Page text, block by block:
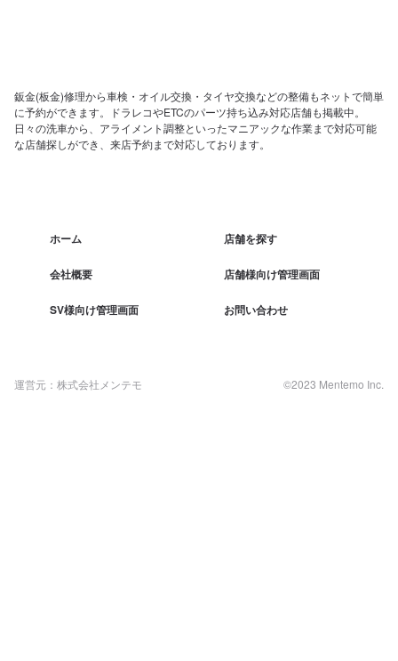
鈑金(板金)修理から車検・オイル交換・タイヤ交換などの整備もネットで簡単
に予約ができます。ドラレコやETCのパーツ持ち込み対応店舗も掲載中。
日々の洗車から、アライメント調整といったマニアックな作業まで対応可能
な店舗探しができ、来店予約まで対応しております。
ホーム 店舗を探す
会社概要 店舗様向け管理画面
SV様向け管理画面 お問い合わせ
運営元：株式会社メンテモ ©2023 Mentemo Inc.